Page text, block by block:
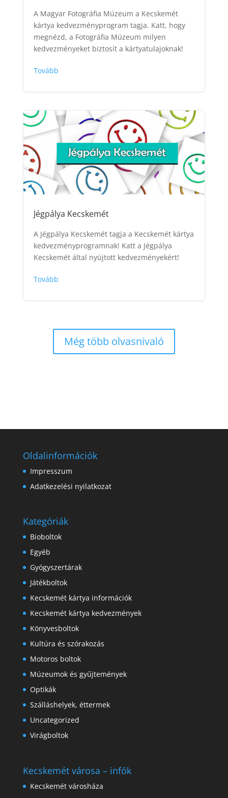
A Magyar Fotográfia Múzeum a Kecskemét
kártya kedvezményprogram tagja. Katt, hogy
megnézd, a Fotográfia Múzeum milyen
kedvezményeket biztosít a kártyatulajoknak!
Tovább
Jégpálya Kecskemét
A Jégpálya Kecskemét tagja a Kecskemét kártya
kedvezményprogramnak! Katt a Jégpálya
Kecskemét által nyújtott kedvezményekért!
Tovább
Még több olvasnivaló
Oldalinformációk
Impresszum
Adatkezelési nyilatkozat
Kategóriák
Bioboltok
Egyéb
Gyógyszertárak
Játékboltok
Kecskemét kártya információk
Kecskemét kártya kedvezmények
Könyvesboltok
Kultúra és szórakozás
Motoros boltok
Múzeumok és gyűjtemények
Optikák
Szálláshelyek, éttermek
Uncategorized
Virágboltok
Kecskemét városa – infók
Kecskemét városháza